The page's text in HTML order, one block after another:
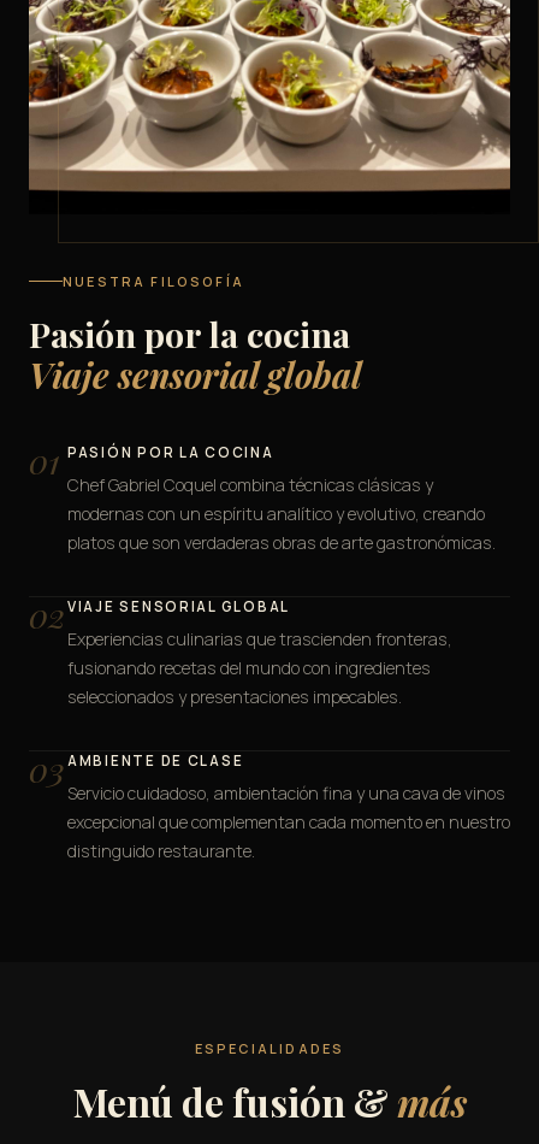
NUESTRA FILOSOFÍA
Pasión por la cocina
Viaje sensorial global
01 PASIÓN POR LA COCINA
Chef Gabriel Coquel combina técnicas clásicas y
modernas con un espíritu analítico y evolutivo, creando
platos que son verdaderas obras de arte gastronómicas.
02 VIAJE SENSORIAL GLOBAL
Experiencias culinarias que trascienden fronteras,
fusionando recetas del mundo con ingredientes
seleccionados y presentaciones impecables.
03 AMBIENTE DE CLASE
Servicio cuidadoso, ambientación fina y una cava de vinos
excepcional que complementan cada momento en nuestro
distinguido restaurante.
ESPECIALIDADES
Menú de fusión & más